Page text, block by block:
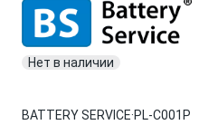
Нет в наличии
BATTERY SERVICE·PL-C001P